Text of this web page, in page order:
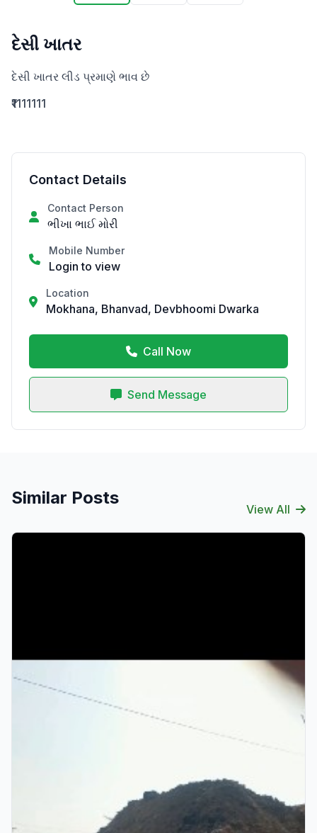
દેસી ખાતર
દેસી ખાતર લીડ પ્રમાણે ભાવ છે
₹1111111
Contact Details
Contact Person
ભીખા ભાઈ મોરી
Mobile Number
Login to view
Location
Mokhana, Bhanvad, Devbhoomi Dwarka
Call Now
Send Message
Similar Posts
View All